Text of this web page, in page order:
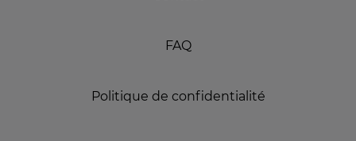
FAQ
Politique de confidentialité